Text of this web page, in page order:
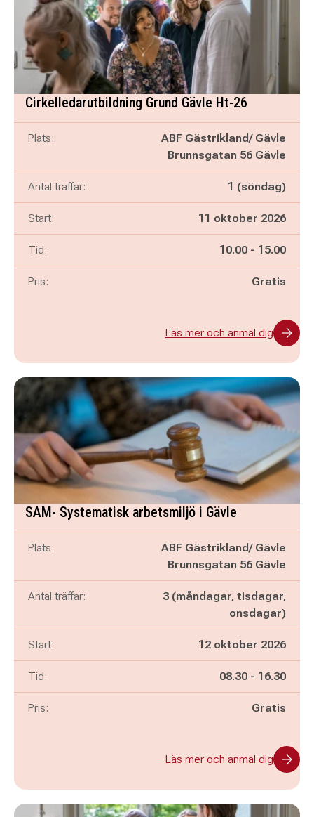
Cirkelledarutbildning Grund Gävle Ht-26
Plats:
ABF Gästrikland/ Gävle
Brunnsgatan 56 Gävle
Antal träffar: 1 (söndag)
Start: 11 oktober 2026
Tid: Pågår mellan
10.00 - och
15.00
Pris: Gratis
Läs mer och anmäl dig
SAM- Systematisk arbetsmiljö i Gävle
Plats:
ABF Gästrikland/ Gävle
Brunnsgatan 56 Gävle
Antal träffar:
3 (måndagar, tisdagar,
onsdagar)
Start: 12 oktober 2026
Tid: Pågår mellan
08.30 - och
16.30
Pris: Gratis
Läs mer och anmäl dig